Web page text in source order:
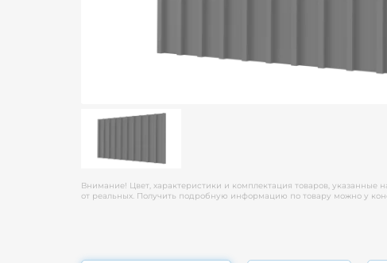
Внимание! Цвет, характеристики и комплектация товаров, указанные
от реальных. Получить подробную информацию по товару можно у